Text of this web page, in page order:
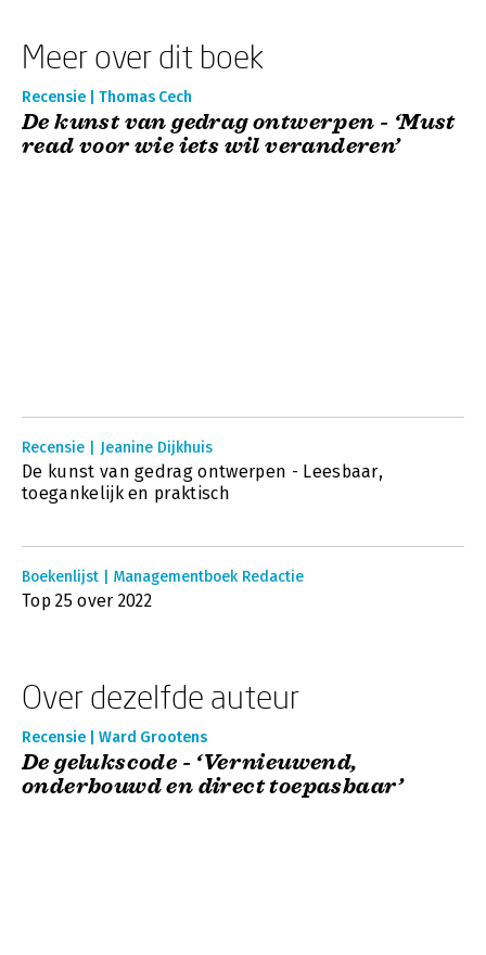
Meer over dit boek
Recensie | Thomas Cech
De kunst van gedrag ontwerpen - ‘Must
read voor wie iets wil veranderen’
Recensie | Jeanine Dijkhuis
De kunst van gedrag ontwerpen - Leesbaar,
toegankelijk en praktisch
Boekenlijst | Managementboek Redactie
Top 25 over 2022
Over dezelfde auteur
Recensie | Ward Grootens
De gelukscode - ‘Vernieuwend,
onderbouwd en direct toepasbaar’